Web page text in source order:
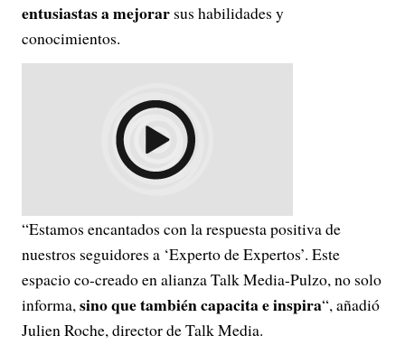
entusiastas a mejorar sus habilidades y
conocimientos.
“Estamos encantados con la respuesta positiva de
nuestros seguidores a ‘Experto de Expertos’. Este
espacio co-creado en alianza Talk Media-Pulzo, no solo
informa,sino que también capacita e inspira“, añadió
Julien Roche, director de Talk Media.